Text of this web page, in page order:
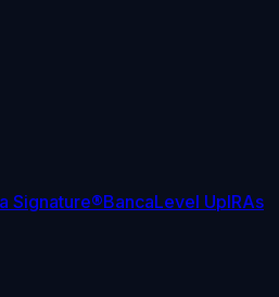
Signature®BancaLevel UpIRAs